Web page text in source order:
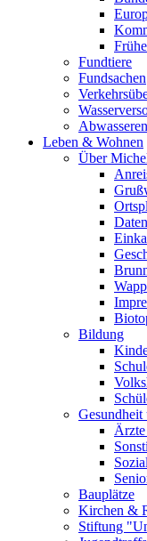
Fundtiere
Fundsachen
Leben & Wohnen
Über
Bildung
Gesundheit
Bauplätze
Kirchen &
Stiftung